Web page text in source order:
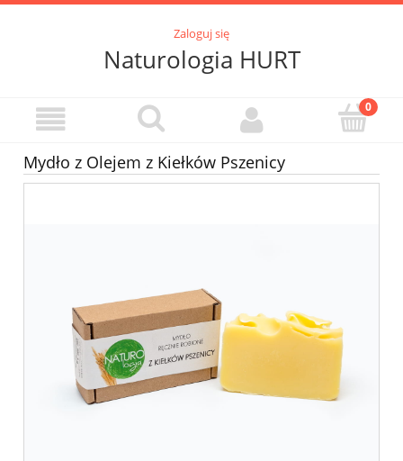
Zaloguj się
Naturologia HURT
Mydło z Olejem z Kiełków Pszenicy